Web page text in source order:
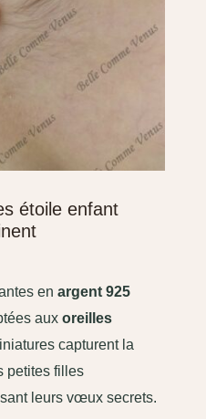
étoile enfant
en argent 925
aux oreilles
capturent la
petites filles
leurs vœux secrets.